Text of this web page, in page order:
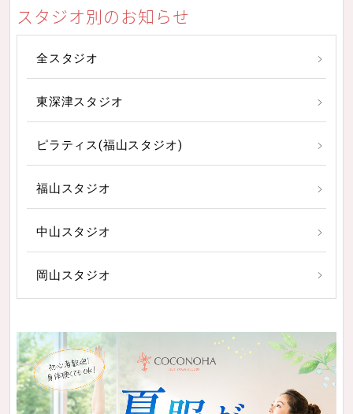
スタジオ別のお知らせ
全スタジオ
東深津スタジオ
ピラティス(福山スタジオ)
福山スタジオ
中山スタジオ
岡山スタジオ